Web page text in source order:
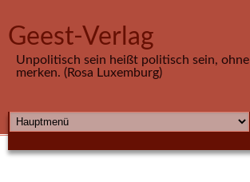
Geest-Verlag
Unpolitisch sein heißt politisch sein, ohne
merken. (Rosa Luxemburg)
HAUPTMENÜ